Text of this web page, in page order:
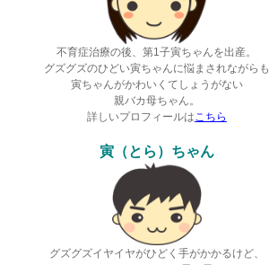
不育症治療の後、第1子寅ちゃんを出産。
グズグズのひどい寅ちゃんに悩まされながらも
寅ちゃんがかわいくてしょうがない
親バカ母ちゃん。
詳しいプロフィールはこちら
寅（とら）ちゃん
グズグズイヤイヤがひどく手がかかるけど、